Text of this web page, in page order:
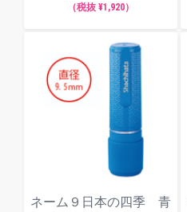
（税抜 ¥1,920）
ネーム９日本の四季 青